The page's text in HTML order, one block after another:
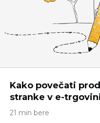
Kako povečati
stranke v e-
21 min bere